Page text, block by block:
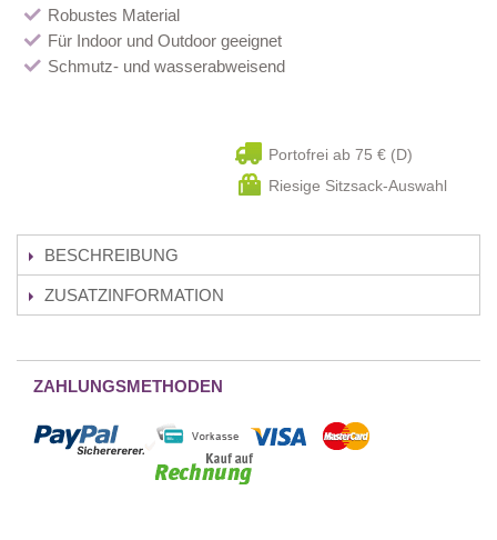
Robustes Material
Für Indoor und Outdoor geeignet
Schmutz- und wasserabweisend
Portofrei ab 75 € (D)
Riesige Sitzsack-Auswahl
BESCHREIBUNG
ZUSATZINFORMATION
ZAHLUNGSMETHODEN